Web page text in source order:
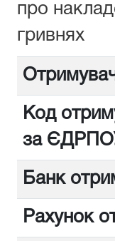
про
гривнях
Код
за
Банк
Рахунок